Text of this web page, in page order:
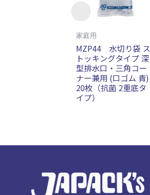
家庭用
MZP44 水切り袋 ス
トッキングタイプ 深
型排水口・三角コー
ナー兼用 (口ゴム 青)
20枚（抗菌 2重底タ
イプ）